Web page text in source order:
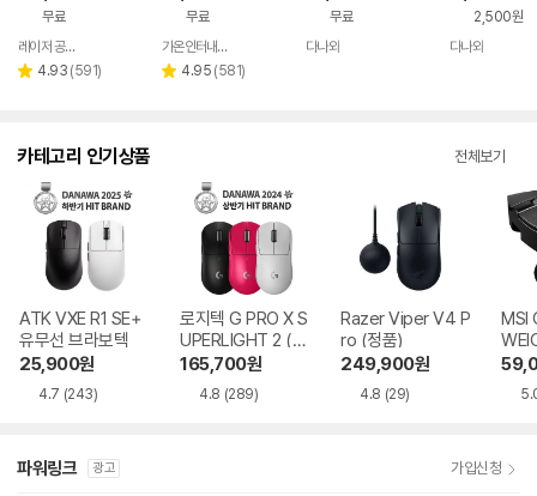
무료
페이
레이저 공식스토어
별 4.93 리
(591)
무료
페이
가온인터내셔날
별 4.95 리
(581)
무료
다나와
2,500원
다나와
카테고리 인기상품 전체보기
ATK VXE R1 SE+
유무선 브라보텍
25,900원
4.7 (243)
로지텍 G PRO X S
UPERLIGHT 2 (정
품)
165,700원
4.8 (289)
Razer Viper V4 P
ro (정품)
249,900원
4.8 (29)
MSI
SS
파워링크 광고 가입신청